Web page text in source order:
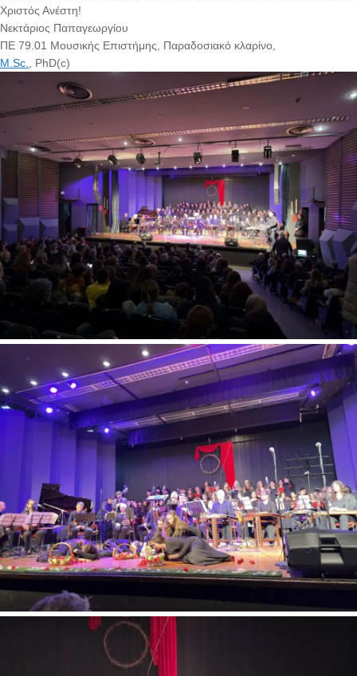
Χριστός Ανέστη!
Νεκτάριος Παπαγεωργίου
ΠΕ 79.01 Μουσικής Επιστήμης, Παραδοσιακό κλαρίνο,
M.Sc.
, PhD(c)